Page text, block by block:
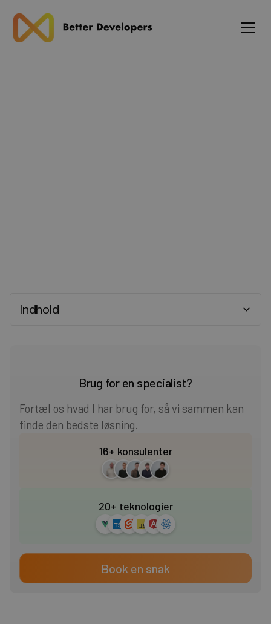
Indhold
Heading 4
Heading 5
Brug for en specialist?
Fortæl os hvad I har brug for, så vi sammen kan
finde den bedste løsning.
16+ konsulenter
20+ teknologier
Book en snak